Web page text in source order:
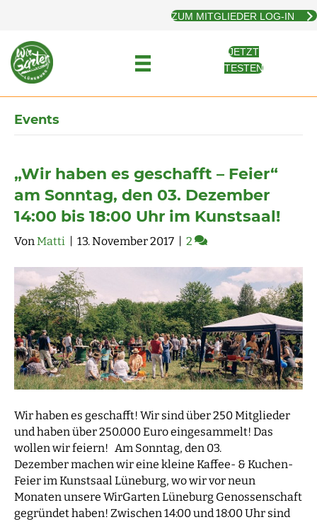
ZUM MITGLIEDER LOG-IN
JETZT
TESTEN
Events
„Wir haben es geschafft – Feier“
am Sonntag, den 03. Dezember
14:00 bis 18:00 Uhr im Kunstsaal!
Von Matti | 13. November 2017 | 2
Wir haben es geschafft! Wir sind über 250 Mitglieder
und haben über 250.000 Euro eingesammelt! Das
wollen wir feiern! Am Sonntag, den 03.
Dezember machen wir eine kleine Kaffee- & Kuchen-
Feier im Kunstsaal Lüneburg, wo wir vor neun
Monaten unsere WirGarten Lüneburg Genossenschaft
gegründet haben! Zwischen 14:00 und 18:00 Uhr sind